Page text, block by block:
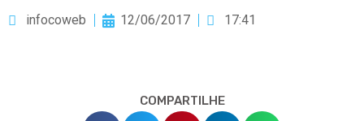
infocoweb 12/06/2017 17:41
COMPARTILHE